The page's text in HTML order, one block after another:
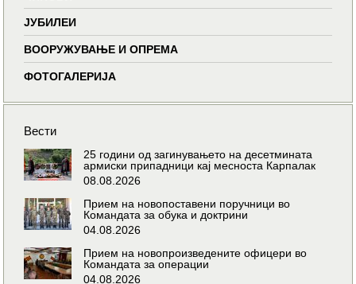
ЈУБИЛЕИ
ВООРУЖУВАЊЕ И ОПРЕМА
ФОТОГАЛЕРИЈА
Вести
25 години од загинувањето на десетмината
армиски припадници кај месноста Карпалак
08.08.2026
Прием на новопоставени поручници во
Командата за обука и доктрини
04.08.2026
Прием на новопроизведените офицери во
Командата за операции
04.08.2026